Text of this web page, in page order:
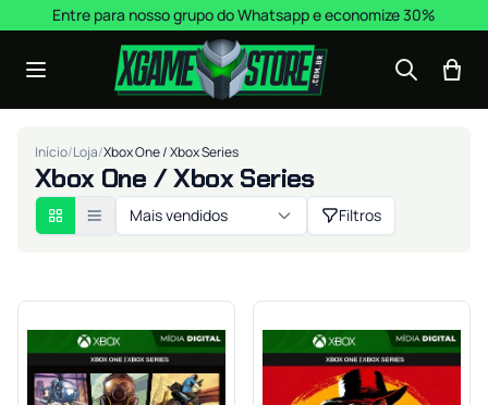
Pular para o conteúdo
Entre para nosso grupo do Whatsapp e economize 30%
Início/Loja/Xbox One / Xbox Series
Xbox One / Xbox Series
Mais vendidos Filtros